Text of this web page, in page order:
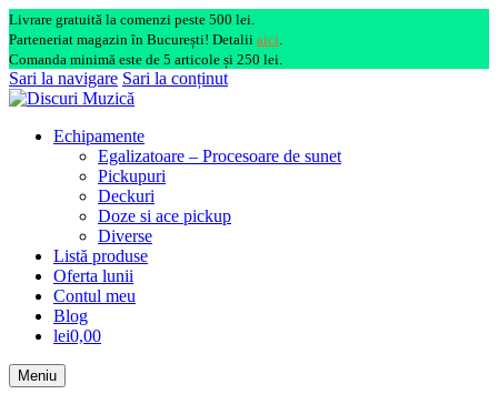
Livrare gratuită la comenzi peste 500 lei.
Parteneriat magazin în București! Detalii aici.
Comanda minimă este de 5 articole și 250 lei.
Sari la navigare Sari la conținut
Echipamente
Egalizatoare – Procesoare de sunet
Pickupuri
Deckuri
Doze si ace pickup
Diverse
Listă produse
Oferta lunii
Contul meu
Blog
lei0,00
Meniu